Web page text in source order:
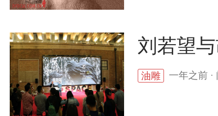
刘若望
油雕 一年之前 ·